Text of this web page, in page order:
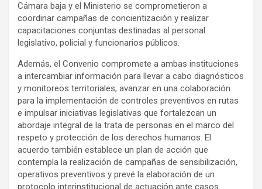
Cámara baja y el Ministerio se comprometieron a
coordinar campañas de concientización y realizar
capacitaciones conjuntas destinadas al personal
legislativo, policial y funcionarios públicos.
Además, el Convenio compromete a ambas instituciones
a intercambiar información para llevar a cabo diagnósticos
y monitoreos territoriales, avanzar en una colaboración
para la implementación de controles preventivos en rutas
e impulsar iniciativas legislativas que fortalezcan un
abordaje integral de la trata de personas en el marco del
respeto y protección de los derechos humanos. El
acuerdo también establece un plan de acción que
contempla la realización de campañas de sensibilización,
operativos preventivos y prevé la elaboración de un